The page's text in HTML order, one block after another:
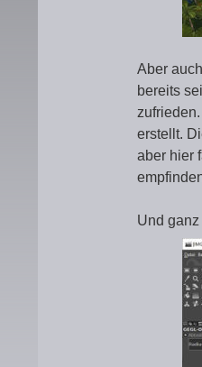
Aber
bereits
erstellt.
aber hier
Und